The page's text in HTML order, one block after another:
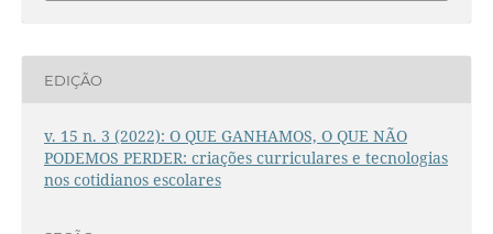
EDIÇÃO
v. 15 n. 3 (2022): O QUE GANHAMOS, O QUE NÃO
PODEMOS PERDER: criações curriculares e tecnologias
nos cotidianos escolares